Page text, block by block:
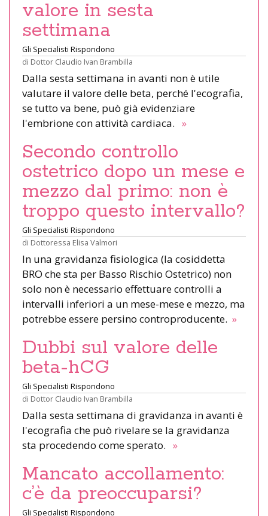
valore in sesta
settimana
Gli Specialisti Rispondono
di Dottor Claudio Ivan Brambilla
Dalla sesta settimana in avanti non è utile
valutare il valore delle beta, perché l'ecografia,
se tutto va bene, può già evidenziare
l'embrione con attività cardiaca. »
Secondo controllo
ostetrico dopo un mese e
mezzo dal primo: non è
troppo questo intervallo?
Gli Specialisti Rispondono
di Dottoressa Elisa Valmori
In una gravidanza fisiologica (la cosiddetta
BRO che sta per Basso Rischio Ostetrico) non
solo non è necessario effettuare controlli a
intervalli inferiori a un mese-mese e mezzo, ma
potrebbe essere persino controproducente. »
Dubbi sul valore delle
beta-hCG
Gli Specialisti Rispondono
di Dottor Claudio Ivan Brambilla
Dalla sesta settimana di gravidanza in avanti è
l'ecografia che può rivelare se la gravidanza
sta procedendo come sperato. »
Mancato accollamento:
c’è da preoccuparsi?
Gli Specialisti Rispondono